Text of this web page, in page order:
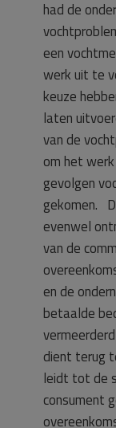
had de
een
werk uit te
keuze
laten
van de
om het
gevolgen
gekomen.
evenwel
van de
en de
betaalde
dient terug
leidt tot de
consument